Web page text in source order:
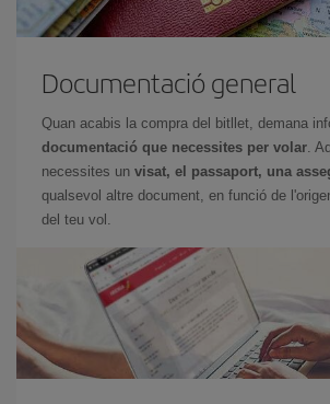
Documentació general
Quan acabis la compra del bitllet, demana
documentació que necessites per volar.
necessites un visat, el passaport, una
qualsevol altre document, en funció de
del teu vol.